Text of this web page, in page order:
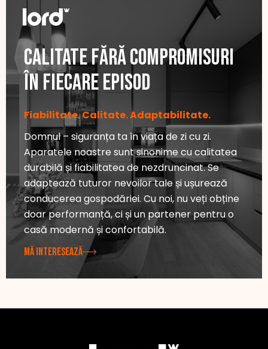
Calitate fără compromisuri
În fiecare episod
Fiabilitate. Calitate. Adaptabilitate.
Domnul – siguranța ta în viața de zi cu zi.
Aparatele noastre sunt sinonime cu calitatea
durabilă și fiabilitatea de nezdruncinat. Se
adaptează tuturor nevoilor tale și ușurează
conducerea gospodăriei. Cu noi, nu veți obține
doar performanță, ci și un partener pentru o
casă modernă și confortabilă.
MĂ INTERESEAZĂ